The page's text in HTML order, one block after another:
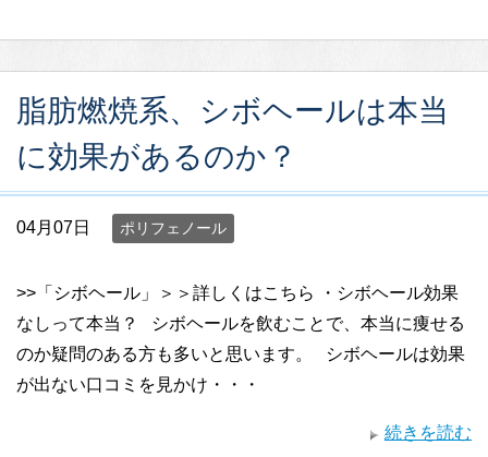
脂肪燃焼系、シボヘールは本当
に効果があるのか？
04月07日 ポリフェノール
>>「シボヘール」＞＞詳しくはこちら ・シボヘール効果
なしって本当？ シボヘールを飲むことで、本当に痩せる
のか疑問のある方も多いと思います。 シボヘールは効果
が出ない口コミを見かけ・・・
続きを読む